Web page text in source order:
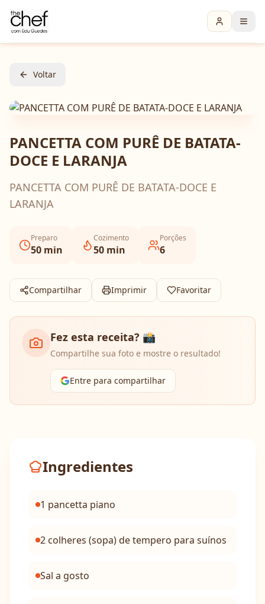
Voltar
PANCETTA COM PURÊ DE BATATA-
DOCE E LARANJA
PANCETTA COM PURÊ DE BATATA-DOCE E
LARANJA
Preparo
50 min
Cozimento
50 min
Porções
6
Compartilhar Imprimir Favoritar
Fez esta receita? 📸
Compartilhe sua foto e mostre o resultado!
Entre para compartilhar
Ingredientes
1 pancetta piano
2 colheres (sopa) de tempero para suínos
Sal a gosto